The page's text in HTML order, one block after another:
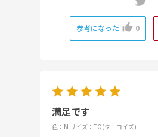
参考になった 0
満足です
色：M サイズ：TQ(ターコイズ)